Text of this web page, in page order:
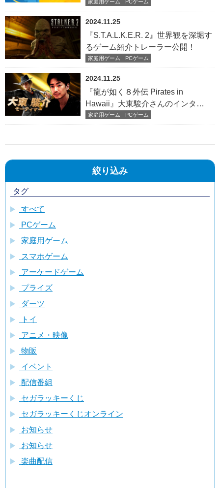
家庭用ゲーム PCゲーム
2024.11.25
家庭用ゲーム PCゲーム
『S.T.A.L.K.E.R. 2』世界観を深堀す
るゲーム紹介トレーラー公開！
2024.11.25
家庭用ゲーム PCゲーム
『龍が如く８外伝 Pirates in
Hawaii』大東駿介さんのインタ
ビュー映像を公開
絞り込み
タグ
すべて
PCゲーム
家庭用ゲーム
スマホゲーム
アーケードゲーム
プライズ
ダーツ
トイ
アニメ・映像
物販
イベント
配信番組
セガラッキーくじ
セガラッキーくじオンライン
お知らせ
お知らせ
楽曲配信